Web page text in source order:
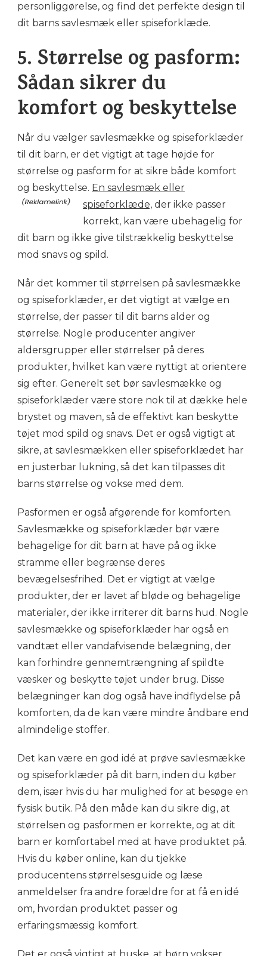
personliggørelse, og find det perfekte design til
dit barns savlesmæk eller spiseforklæde.
5. Størrelse og pasform:
Sådan sikrer du
komfort og beskyttelse
Når du vælger savlesmække og spiseforklæder
til dit barn, er det vigtigt at tage højde for
størrelse og pasform for at sikre både komfort
og beskyttelse. En savlesmæk eller
spiseforklæde, der ikke passer
korrekt, kan være ubehagelig for
dit barn og ikke give tilstrækkelig beskyttelse
mod snavs og spild.
Når det kommer til størrelsen på savlesmække
og spiseforklæder, er det vigtigt at vælge en
størrelse, der passer til dit barns alder og
størrelse. Nogle producenter angiver
aldersgrupper eller størrelser på deres
produkter, hvilket kan være nyttigt at orientere
sig efter. Generelt set bør savlesmække og
spiseforklæder være store nok til at dække hele
brystet og maven, så de effektivt kan beskytte
tøjet mod spild og snavs. Det er også vigtigt at
sikre, at savlesmækken eller spiseforklædet har
en justerbar lukning, så det kan tilpasses dit
barns størrelse og vokse med dem.
Pasformen er også afgørende for komforten.
Savlesmække og spiseforklæder bør være
behagelige for dit barn at have på og ikke
stramme eller begrænse deres
bevægelsesfrihed. Det er vigtigt at vælge
produkter, der er lavet af bløde og behagelige
materialer, der ikke irriterer dit barns hud. Nogle
savlesmække og spiseforklæder har også en
vandtæt eller vandafvisende belægning, der
kan forhindre gennemtrængning af spildte
væsker og beskytte tøjet under brug. Disse
belægninger kan dog også have indflydelse på
komforten, da de kan være mindre åndbare end
almindelige stoffer.
Det kan være en god idé at prøve savlesmække
og spiseforklæder på dit barn, inden du køber
dem, især hvis du har mulighed for at besøge en
fysisk butik. På den måde kan du sikre dig, at
størrelsen og pasformen er korrekte, og at dit
barn er komfortabel med at have produktet på.
Hvis du køber online, kan du tjekke
producentens størrelsesguide og læse
anmeldelser fra andre forældre for at få en idé
om, hvordan produktet passer og
erfaringsmæssig komfort.